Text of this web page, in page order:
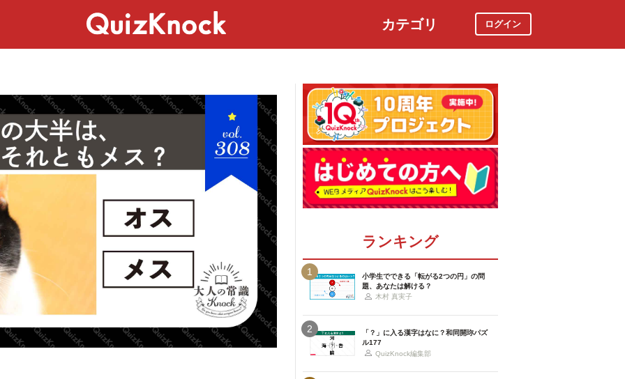
カテゴリ ログイン
ランキング
1
小学生でできる「転がる2つの円」の問
題、あなたは解ける？
木村 真実子
2
「？」に入る漢字はなに？和同開珎パズ
ル177
QuizKnock編集部